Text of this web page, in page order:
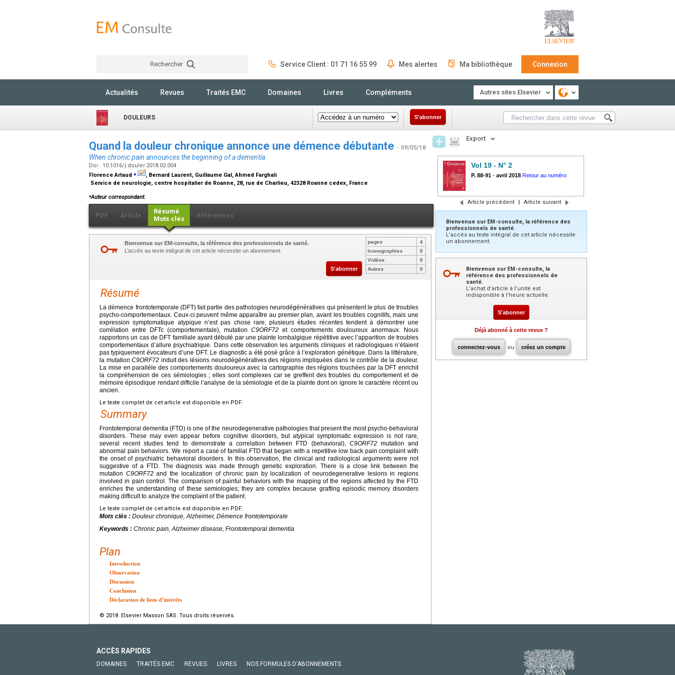
Rechercher Service Client : 01 71 16 55 99 Mes alertes Ma bibliothèque Connexion
Actualités Revues Traités EMC Domaines Livres Compléments Autres sites Elsevier
DOULEURS S'abonner
Quand la douleur chronique annonce une démence débutante - 09/05/18
When chronic pain announces the beginning of a dementia
Doi : 10.1016/j.douler.2018.02.004
Florence Artaud ⁎
, Bernard Laurent, Guillaume Gal, Ahmed Farghali
Service de neurologie, centre hospitalier de Roanne, 28, rue de Charlieu, 42328 Roanne cedex, France
⁎Auteur correspondant.
PDF Article
Résumé
Mots clés
Références
Bienvenue sur EM-consulte, la référence des professionnels de santé.
L’accès au texte intégral de cet article nécessite un abonnement.
S'abonner
pages
4
Iconographies
0
Vidéos
0
Autres
0
Résumé
La démence frontotemporale (DFT) fait partie des pathologies neurodégénératives qui présentent le plus de troubles
psycho-comportementaux. Ceux-ci peuvent même apparaître au premier plan, avant les troubles cognitifs, mais une
expression symptomatique atypique n’est pas chose rare, plusieurs études récentes tendent à démontrer une
corrélation entre DFTc (comportementale), mutation C9ORF72 et comportements douloureux anormaux. Nous
rapportons un cas de DFT familiale ayant débuté par une plainte lombalgique répétitive avec l’apparition de troubles
comportementaux d’allure psychiatrique. Dans cette observation les arguments cliniques et radiologiques n’étaient
pas typiquement évocateurs d’une DFT. Le diagnostic a été posé grâce à l’exploration génétique. Dans la littérature,
la mutationC9ORF72 induit des lésions neurodégénératives des régions impliquées dans le contrôle de la douleur.
La mise en parallèle des comportements douloureux avec la cartographie des régions touchées par la DFT enrichit
la compréhension de ces sémiologies ; elles sont complexes car se greffent des troubles du comportement et de
mémoire épisodique rendant difficile l’analyse de la sémiologie et de la plainte dont on ignore le caractère récent ou
ancien.
Le texte complet de cet article est disponible en PDF.
Summary
Frontotemporal dementia (FTD) is one of the neurodegenerative pathologies that present the most psycho-behavioral
disorders. These may even appear before cognitive disorders, but atypical symptomatic expression is not rare,
several recent studies tend to demonstrate a correlation between FTD (behavioral), C9ORF72mutation and
abnormal pain behaviors. We report a case of familial FTD that began with a repetitive low back pain complaint with
the onset of psychiatric behavioral disorders. In this observation, the clinical and radiological arguments were not
suggestive of a FTD. The diagnosis was made through genetic exploration. There is a close link between the
mutation C9ORF72and the localization of chronic pain by localization of neurodegenerative lesions in regions
involved in pain control. The comparison of painful behaviors with the mapping of the regions affected by the FTD
enriches the understanding of these semiologies; they are complex because grafting episodic memory disorders
making difficult to analyze the complaint of the patient.
Le texte complet de cet article est disponible en PDF.
Mots clés : Douleur chronique, Alzheimer, Démence frontotemporale
Keywords : Chronic pain, Alzheimer disease, Frontotemporal dementia
Plan
Introduction
Observation
Discussion
Conclusion
Déclaration de liens d’intérêts
© 2018 Elsevier Masson SAS. Tous droits réservés.
Export
Vol 19 - N° 2
P. 88-91 - avril 2018 Retour au numéro
Article précédent | Article suivant
Bienvenue sur EM-consulte, la référence des
professionnels de santé.
L’accès au texte intégral de cet article nécessite
un abonnement.
Bienvenue sur EM-consulte, la
référence des professionnels de
santé.
L’achat d’article à l’unité est
indisponible à l’heure actuelle.
S'abonner
Déjà abonné à cette revue ?
connectez-vous ou créez un compte
ACCÈS RAPIDES
DOMAINES TRAITÉS EMC REVUES LIVRES NOS FORMULES D'ABONNEMENTS